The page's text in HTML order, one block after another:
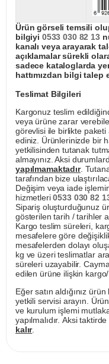
Ürün görseli temsili
bilgiyi 0533 030 82 13
kanalı veya arayarak
açıklamalar sürekli
sadece kataloglarda
hattımızdan bilgi talep
Teslimat Bilgileri
Kargonuz teslim
veya ürüne zarar
görevlisi ile birlikte
ediniz. Ürünlerinizde bir
yetkilisinden tutanak
almayınız. Aksi
yapılmamaktadır.
tarafından bize
Değişim veya iade
hizmetleri0533 030 82
Sipariş oluşturduğunuz
gösterilen tarih / tarihler
Kargo teslim süreleri,
mesafelere göre
mesafelerden dolayı
kg ve üzeri teslimatlar
süreleri uzayabilir.
edilen ürüne ilişkin
Eğer satın aldığınız
yetkili servisi arayın.
ve kurulum işlemi
yapılmalıdır. Aksi
kalır.